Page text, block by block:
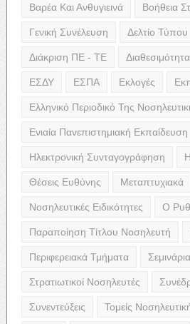
Βαρέα Και Ανθυγιεινά Βοήθεια
Γενική Συνέλευση Δελτίο Τύπου
Διάκριση ΠΕ - ΤΕ
ΕΣΔΥ ΕΣΠΑ Εκλογές
Ελληνικό Περιοδικό Της
Ενιαία Πανεπιστημιακή Εκπαίδευση
Ηλεκτρονική Συνταγογράφηση
Θέσεις Ευθύνης Μεταπτυχιακά
Νοσηλευτικές Ειδικότητες Ο
Παραποίηση Τίτλου Νοσηλευτή
Περιφερειακά Τμήματα Σεμινάρια
Στρατιωτικοί Νοσηλευτές
Συνεντεύξεις Τομείς